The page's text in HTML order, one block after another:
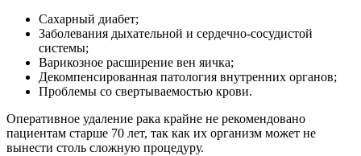
Сахарный диабет;
Заболевания дыхательной и сердечно-сосудистой
системы;
Варикозное расширение вен яичка;
Декомпенсированная патология внутренних органов;
Проблемы со свертываемостью крови.
Оперативное удаление рака крайне не рекомендовано
пациентам старше 70 лет, так как их организм может не
вынести столь сложную процедуру.